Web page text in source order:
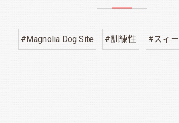
#Magnolia Dog Site #訓練性 #スィ